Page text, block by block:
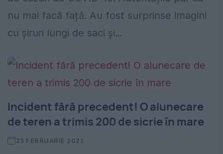
nu mai facă față. Au fost surprinse imagini
cu șiruri lungi de saci și...
Incident fără precedent! O alunecare
de teren a trimis 200 de sicrie în mare
23 FEBRUARIE 2021